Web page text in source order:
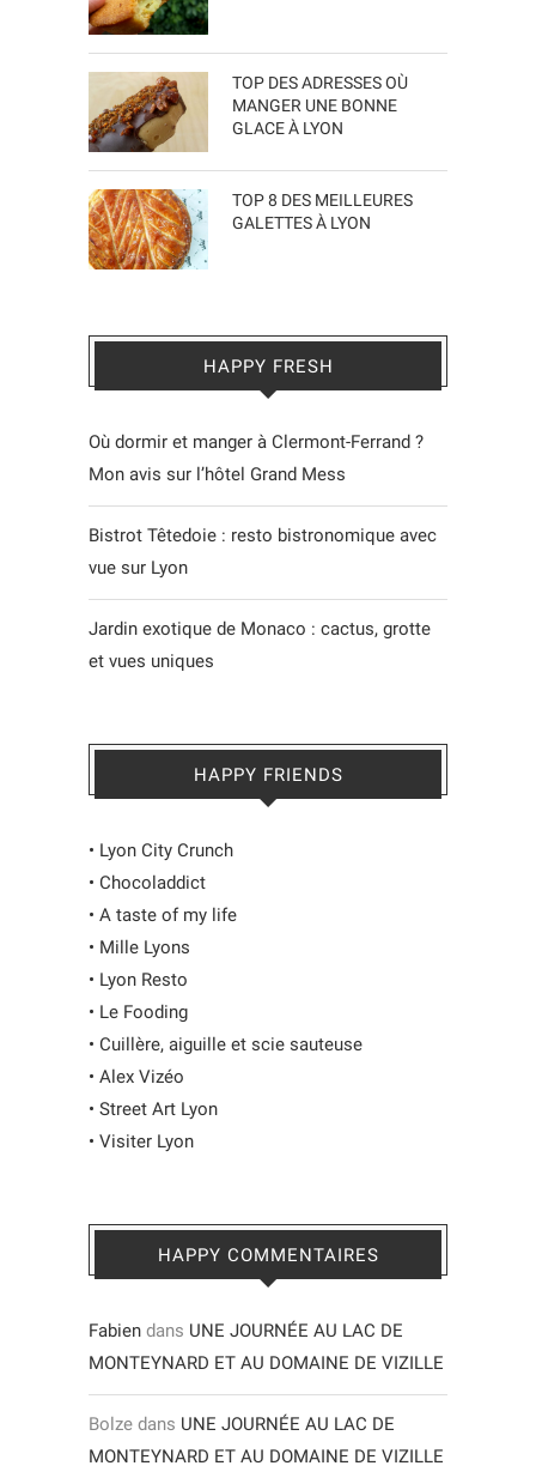
TOP DES ADRESSES OÙ
MANGER UNE BONNE
GLACE À LYON
TOP 8 DES MEILLEURES
GALETTES À LYON
HAPPY FRESH
Où dormir et manger à Clermont-Ferrand ?
Mon avis sur l’hôtel Grand Mess
Bistrot Têtedoie : resto bistronomique avec
vue sur Lyon
Jardin exotique de Monaco : cactus, grotte
et vues uniques
HAPPY FRIENDS
• Lyon City Crunch
• Chocoladdict
• A taste of my life
• Mille Lyons
• Lyon Resto
• Le Fooding
• Cuillère, aiguille et scie sauteuse
• Alex Vizéo
• Street Art Lyon
• Visiter Lyon
HAPPY COMMENTAIRES
Fabien dans UNE JOURNÉE AU LAC DE
MONTEYNARD ET AU DOMAINE DE VIZILLE
Bolze dans UNE JOURNÉE AU LAC DE
MONTEYNARD ET AU DOMAINE DE VIZILLE